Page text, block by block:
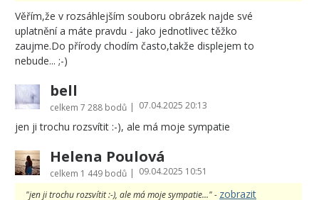
Věřím,že v rozsáhlejším souboru obrázek najde své
uplatnění a máte pravdu - jako jednotlivec těžko
zaujme.Do přírody chodím často,takže displejem to
nebude... ;-)
bell
celkem 7 288 bodů | 07.04.2025 20:13
jen ji trochu rozsvítit :-), ale má moje sympatie
Helena Poulová
celkem 1 449 bodů | 09.04.2025 10:51
"jen ji trochu rozsvítit :-), ale má moje sympatie..." - zobrazit